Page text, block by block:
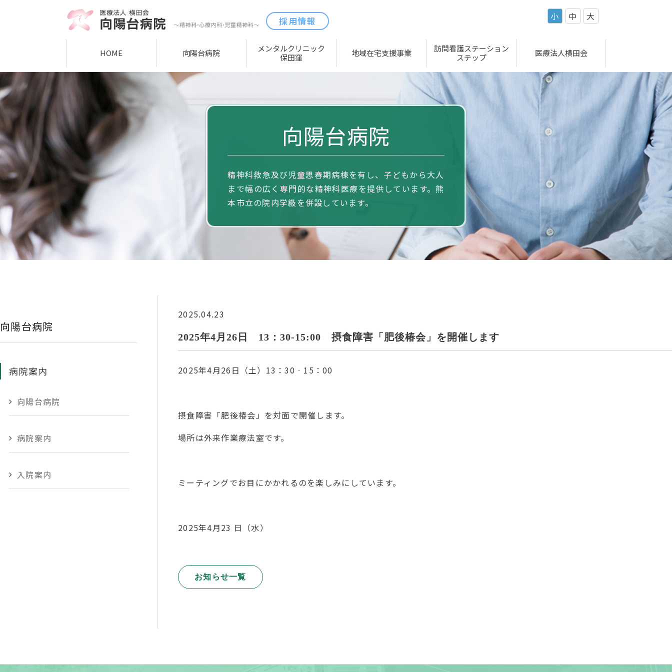
採用情報 小 中 大
HOME 向陽台病院
メンタルクリニック
保田窪
地域在宅支援事業
訪問看護ステーション
ステップ
医療法人横田会
向陽台病院
精神科救急及び児童思春期病棟を有し、子どもから大人
まで幅の広く専門的な精神科医療を提供しています。熊
本市立の院内学級を併設しています。
2025.04.23
2025年4月26日 13：30-15:00 摂食障害「肥後椿会」を開催します
2025年4月26日（土）13：30‐15：00
摂食障害「肥後椿会」を対面で開催します。
場所は外来作業療法室です。
ミーティングでお目にかかれるのを楽しみにしています。
2025年4月23 日（水）
お知らせ一覧
向陽台病院
病院案内
向陽台病院
病院案内
入院案内